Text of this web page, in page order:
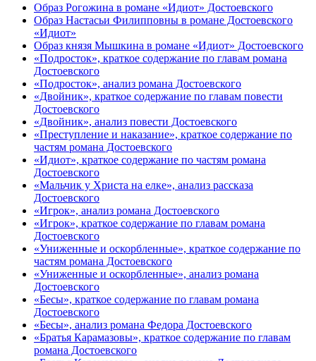
Образ Рогожина в романе «Идиот» Достоевского
Образ Настасьи Филипповны в романе Достоевского
«Идиот»
Образ князя Мышкина в романе «Идиот» Достоевского
«Подросток», краткое содержание по главам романа
Достоевского
«Подросток», анализ романа Достоевского
«Двойник», краткое содержание по главам повести
Достоевского
«Двойник», анализ повести Достоевского
«Преступление и наказание», краткое содержание по
частям романа Достоевского
«Идиот», краткое содержание по частям романа
Достоевского
«Мальчик у Христа на елке», анализ рассказа
Достоевского
«Игрок», анализ романа Достоевского
«Игрок», краткое содержание по главам романа
Достоевского
«Униженные и оскорбленные», краткое содержание по
частям романа Достоевского
«Униженные и оскорбленные», анализ романа
Достоевского
«Бесы», краткое содержание по главам романа
Достоевского
«Бесы», анализ романа Федора Достоевского
«Братья Карамазовы», краткое содержание по главам
романа Достоевского